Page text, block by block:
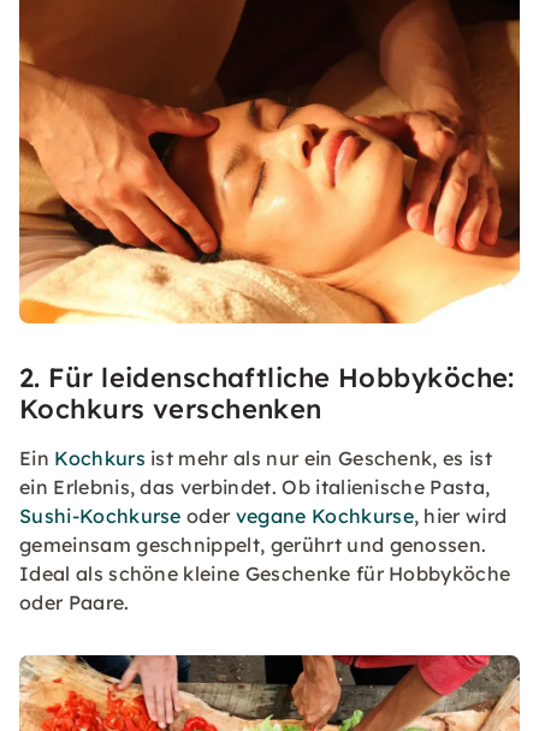
2. Für leidenschaftliche Hobbyköche:
Kochkurs verschenken
Ein Kochkurs ist mehr als nur ein Geschenk, es ist
ein Erlebnis, das verbindet. Ob italienische Pasta,
Sushi-Kochkurse oder vegane Kochkurse, hier wird
gemeinsam geschnippelt, gerührt und genossen.
Ideal als schöne kleine Geschenke für Hobbyköche
oder Paare.